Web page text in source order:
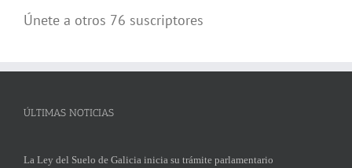
electrónico
Únete a otros 76 suscriptores
ÚLTIMAS NOTICIAS
La Ley del Suelo de Galicia inicia su trámite parlamentario